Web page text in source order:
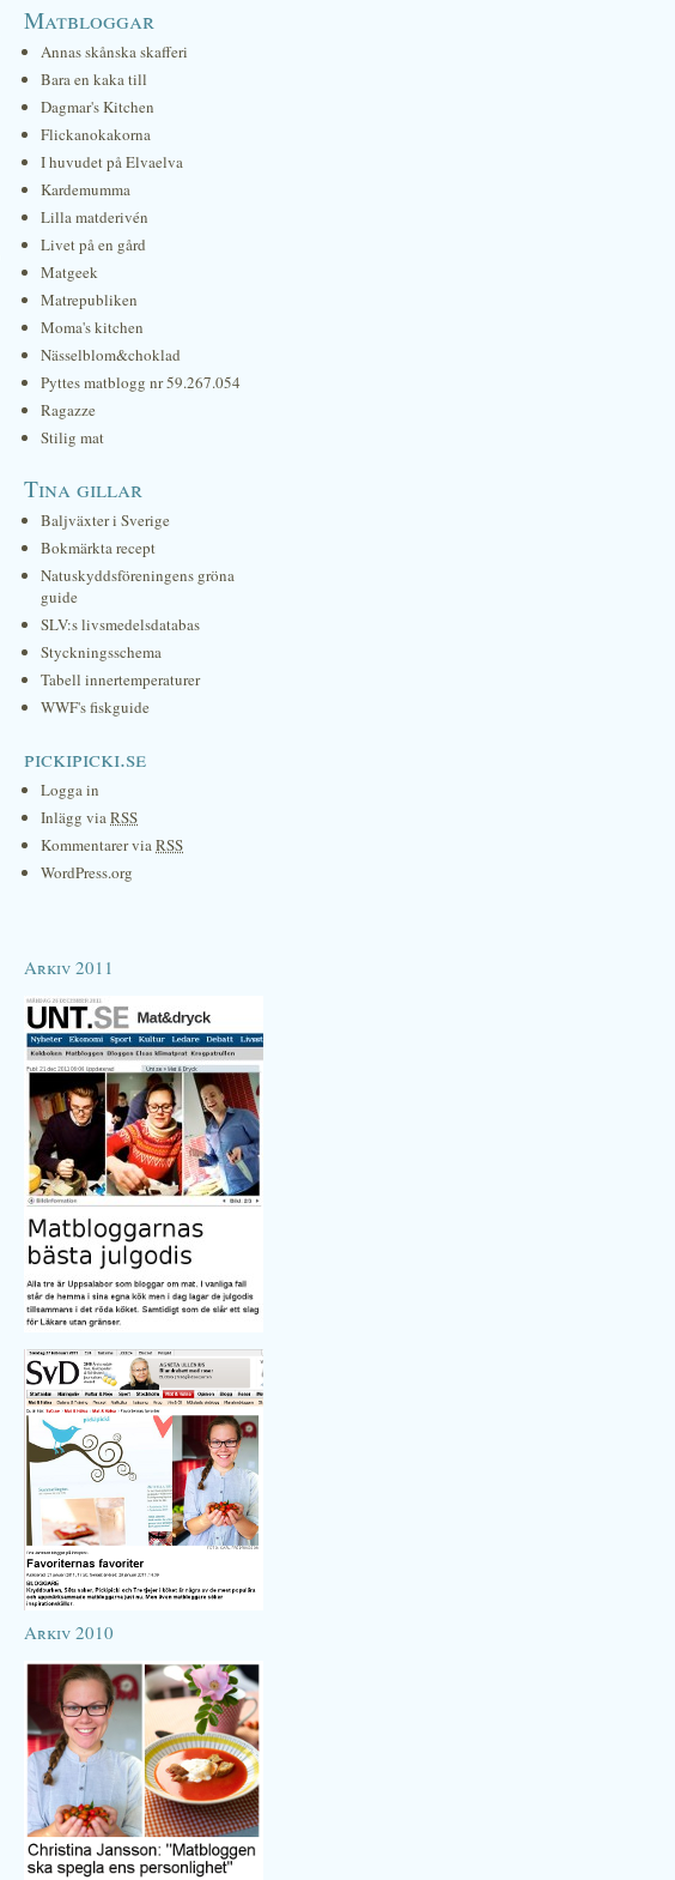
Matbloggar
Annas skånska skafferi
Bara en kaka till
Dagmar's Kitchen
Flickanokakorna
I huvudet på Elvaelva
Kardemumma
Lilla matderivén
Livet på en gård
Matgeek
Matrepubliken
Moma's kitchen
Nässelblom&choklad
Pyttes matblogg nr 59.267.054
Ragazze
Stilig mat
Tina gillar
Baljväxter i Sverige
Bokmärkta recept
Natuskyddsföreningens gröna
guide
SLV:s livsmedelsdatabas
Styckningsschema
Tabell innertemperaturer
WWF's fiskguide
pickipicki.se
Logga in
Inlägg viaRSS
Kommentarer viaRSS
WordPress.org
Arkiv 2011
Arkiv 2010